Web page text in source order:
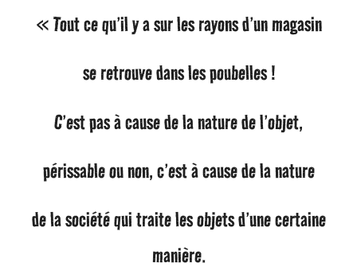
« Tout ce qu’il y a sur les rayons d’un magasin
se retrouve dans les poubelles !
C’est pas à cause de la nature de l’objet,
périssable ou non, c’est à cause de la nature
de la société qui traite les objets d’une certaine
manière.